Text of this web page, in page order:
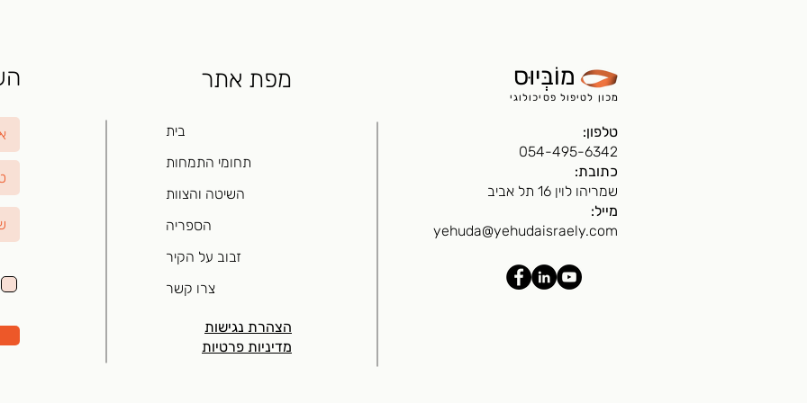
מפת אתר
בית
תחומי התמחות
השיטה והצוות
הספריה
זבוב על הקיר
צרו קשר
הצהרת נגישות
מדיניות פרטיות
מוֹבְּיוּס
מכון לטיפול פסיכולוגי
טלפון:
054-495-6342
כתובת:
שמריהו לוין 16 תל אביב
מייל:
yehuda@yehudaisraely.com